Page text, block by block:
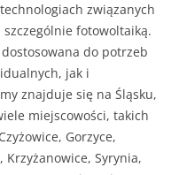
związanych
fotowoltaiką.
do potrzeb
jak i
znajduje się na Śląsku,
miejscowości, takich
Gorzyce,
Krzyżanowice, Syrynia,